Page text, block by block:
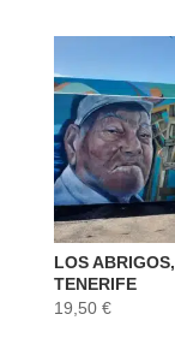
LOS ABRIGOS,
TENERIFE
19,50 €